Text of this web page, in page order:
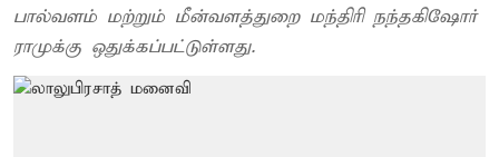
பால்வளம் மற்றும் மீன்வளத்துறை மந்திரி நந்தகிஷோர்
ராமுக்கு ஒதுக்கப்பட்டுள்ளது.